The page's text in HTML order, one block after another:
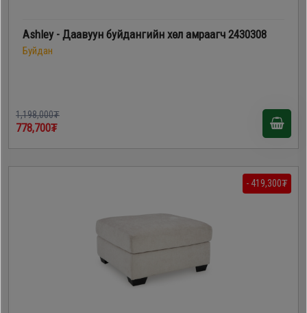
Ashley - Даавуун буйдангийн хөл амраагч 2430308
Буйдан
1,198,000₮
778,700₮
- 419,300₮